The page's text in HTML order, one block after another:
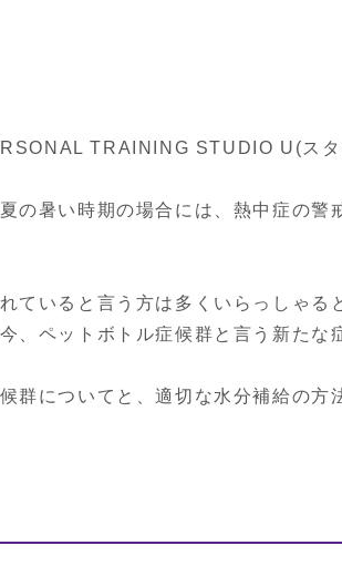
TRAINING STUDIO U(スタ
の暑い時期の場合には、熱中症の警
ていると言う方は多くいらっしゃ
、ペットボトル症候群と言う新たな
群についてと、適切な水分補給の方